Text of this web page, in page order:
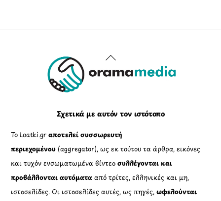
Back
To
Σχετικά με αυτόν τον ιστότοπο
Το Loatki.grαποτελεί συσσωρευτή
περιεχομένου (aggregator), ως εκ τούτου τα άρθρα, εικόνες
και τυχόν ενσωματωμένα βίντεοσυλλέγονται και
προβάλλονται αυτόματααπό τρίτες, ελληνικές και μη,
ιστοσελίδες. Οι ιστοσελίδες αυτές, ως πηγές,ωφελούνται